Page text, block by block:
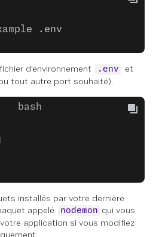
.env
d'environnement .env
et
tout autre port souhaité).
installés par votre dernière
appelé
nodemon qui vous
application si vous modifiez